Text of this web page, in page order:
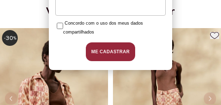
Você também pode gostar
-30%